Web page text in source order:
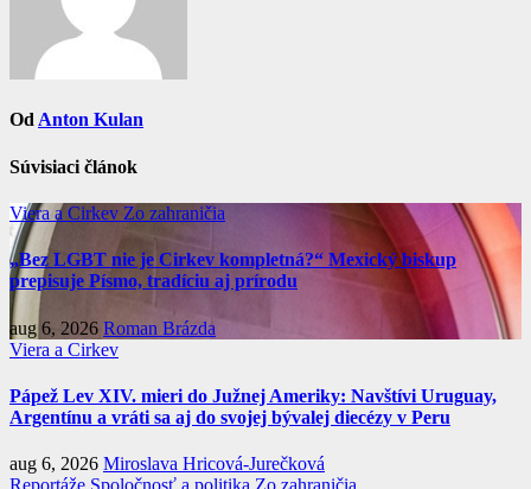
OdAnton Kulan
Súvisiaci článok
Viera a Cirkev Zo zahraničia
„Bez LGBT nie je Cirkev kompletná?“ Mexický biskup
prepisuje Písmo, tradíciu aj prírodu
aug 6, 2026 Roman Brázda
Viera a Cirkev
Pápež Lev XIV. mieri do Južnej Ameriky: Navštívi Uruguay,
Argentínu a vráti sa aj do svojej bývalej diecézy v Peru
aug 6, 2026 Miroslava Hricová-Jurečková
Reportáže Spoločnosť a politika Zo zahraničia